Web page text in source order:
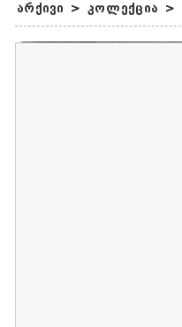
არქივი > კოლექცია >